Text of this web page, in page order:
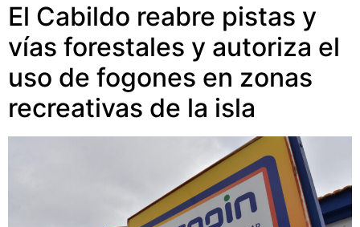
El Cabildo reabre pistas y
vías forestales y autoriza el
uso de fogones en zonas
recreativas de la isla